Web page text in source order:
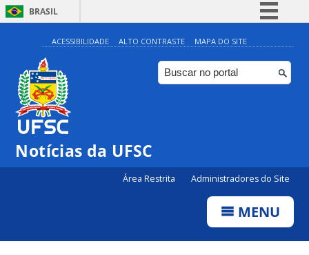
BRASIL
Simplifique!
Comunica BR
Participe
ACESSIBILIDADE ALTO CONTRASTE MAPA DO SITE
Notícias da UFSC
Área Restrita Administradores do Site
MENU